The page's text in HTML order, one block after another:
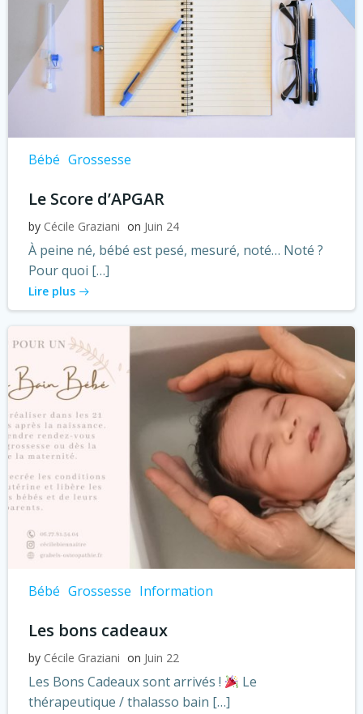
Bébé Grossesse
Le Score d’APGAR
by Cécile Graziani on Juin 24
À peine né, bébé est pesé, mesuré, noté… Noté ?
Pour quoi […]
Lire plus
Bébé Grossesse Information
Les bons cadeaux
by Cécile Graziani on Juin 22
Les Bons Cadeaux sont arrivés !
Le
thérapeutique / thalasso bain […]